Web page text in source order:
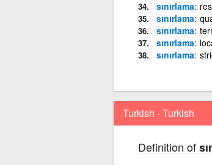
sınırlama
sınırlama
sınırlama
sınırlama
sınırlama
Turkish - Turkish
Definition of